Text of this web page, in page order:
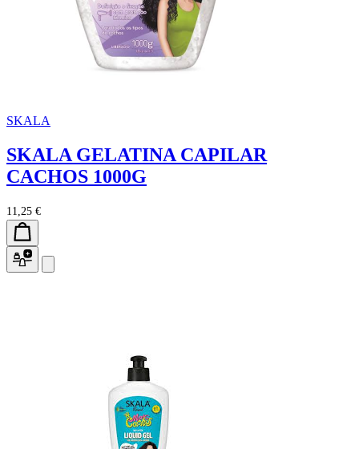
SKALA
SKALA GELATINA CAPILAR
CACHOS 1000G
11,25 €